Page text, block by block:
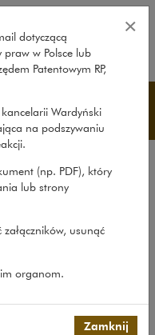
Wardyński i
Rekomendacje
Rekomendacje
Udział w organizacjach
Common Law Desk
dotyczącą
w Polsce lub
Patentowym RP,
Wardyński
na podszywaniu
(np. PDF), który
lub strony
usunąć
organom.
×
Zamknij